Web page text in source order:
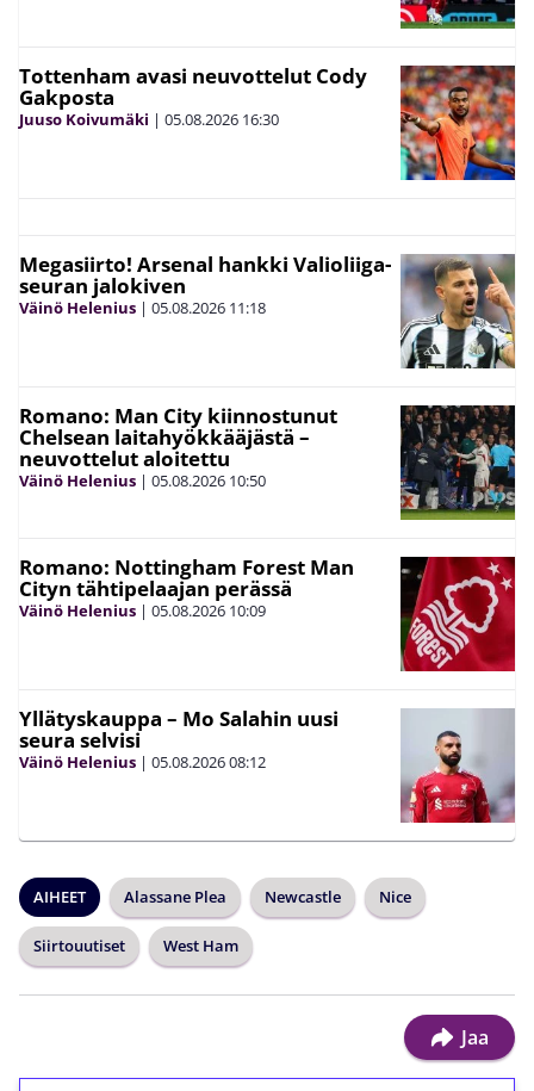
Tottenham avasi neuvottelut Cody
Gakposta
Juuso Koivumäki | 05.08.2026 16:30
Megasiirto! Arsenal hankki Valioliiga-
seuran jalokiven
Väinö Helenius | 05.08.2026 11:18
Romano: Man City kiinnostunut
Chelsean laitahyökkääjästä –
neuvottelut aloitettu
Väinö Helenius | 05.08.2026 10:50
Romano: Nottingham Forest Man
Cityn tähtipelaajan perässä
Väinö Helenius | 05.08.2026 10:09
Yllätyskauppa – Mo Salahin uusi
seura selvisi
Väinö Helenius | 05.08.202608:12
AIHEET Alassane Plea Newcastle Nice
Siirtouutiset West Ham
Jaa